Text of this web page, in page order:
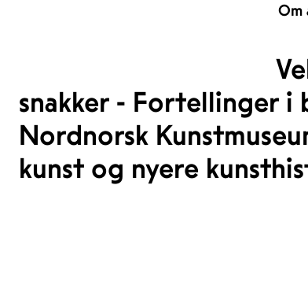
Om
snakker - Fortellinger i
Nordnorsk
kunst og nyere